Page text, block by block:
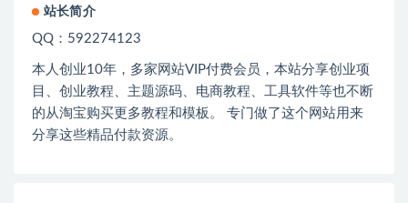
站长简介
QQ：592274123
本人创业10年，多家网站VIP付费会员，本站分享创业项
目、创业教程、主题源码、电商教程、工具软件等也不断
的从淘宝购买更多教程和模板。 专门做了这个网站用来
分享这些精品付款资源。